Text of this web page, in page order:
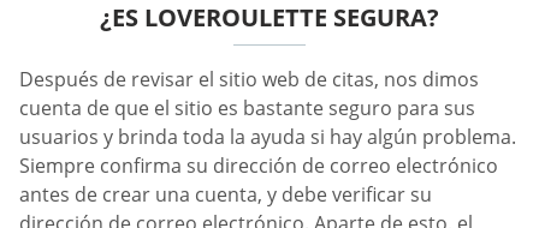
¿ES LOVEROULETTE SEGURA?
Después de revisar el sitio web de citas, nos dimos
cuenta de que el sitio es bastante seguro para sus
usuarios y brinda toda la ayuda si hay algún problema.
Siempre confirma su dirección de correo electrónico
antes de crear una cuenta, y debe verificar su